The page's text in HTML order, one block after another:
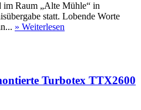
im Raum „Alte Mühle“ in
statt. Lobende Worte
» Weiterlesen
Turbotex TTX2600